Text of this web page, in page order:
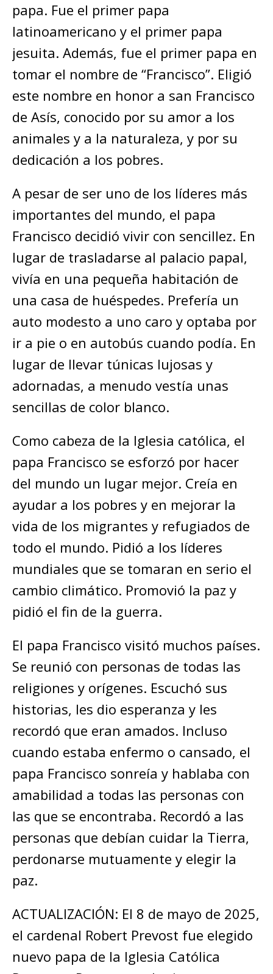
papa. Fue el primer papa
latinoamericano y el primer papa
jesuita. Además, fue el primer papa en
tomar el nombre de “Francisco”. Eligió
este nombre en honor a san Francisco
de Asís, conocido por su amor a los
animales y a la naturaleza, y por su
dedicación a los pobres.
A pesar de ser uno de los líderes más
importantes del mundo, el papa
Francisco decidió vivir con sencillez. En
lugar de trasladarse al palacio papal,
vivía en una pequeña habitación de
una casa de huéspedes. Prefería un
auto modesto a uno caro y optaba por
ir a pie o en autobús cuando podía. En
lugar de llevar túnicas lujosas y
adornadas, a menudo vestía unas
sencillas de color blanco.
Como cabeza de la Iglesia católica, el
papa Francisco se esforzó por hacer
del mundo un lugar mejor. Creía en
ayudar a los pobres y en mejorar la
vida de los migrantes y refugiados de
todo el mundo. Pidió a los líderes
mundiales que se tomaran en serio el
cambio climático. Promovió la paz y
pidió el fin de la guerra.
El papa Francisco visitó muchos países.
Se reunió con personas de todas las
religiones y orígenes. Escuchó sus
historias, les dio esperanza y les
recordó que eran amados. Incluso
cuando estaba enfermo o cansado, el
papa Francisco sonreía y hablaba con
amabilidad a todas las personas con
las que se encontraba. Recordó a las
personas que debían cuidar la Tierra,
perdonarse mutuamente y elegir la
paz.
ACTUALIZACIÓN: El 8 de mayo de 2025,
el cardenal Robert Prevost fue elegido
nuevo papa de la Iglesia Católica